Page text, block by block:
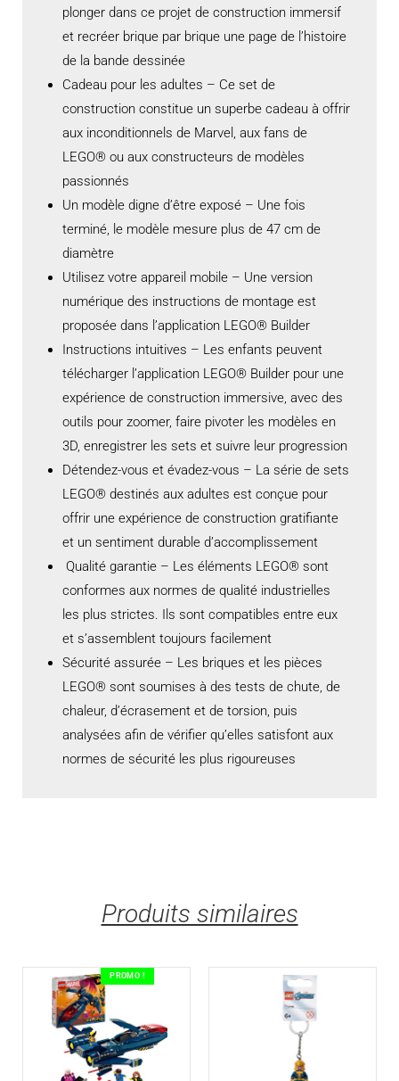
plonger dans ce projet de construction immersif
et recréer brique par brique une page de l’histoire
de la bande dessinée
Cadeau pour les adultes – Ce set de
construction constitue un superbe cadeau à offrir
aux inconditionnels de Marvel, aux fans de
LEGO® ou aux constructeurs de modèles
passionnés
Un modèle digne d’être exposé – Une fois
terminé, le modèle mesure plus de 47 cm de
diamètre
Utilisez votre appareil mobile – Une version
numérique des instructions de montage est
proposée dans l’application LEGO® Builder
Instructions intuitives – Les enfants peuvent
télécharger l’application LEGO® Builder pour une
expérience de construction immersive, avec des
outils pour zoomer, faire pivoter les modèles en
3D, enregistrer les sets et suivre leur progression
Détendez-vous et évadez-vous – La série de sets
LEGO® destinés aux adultes est conçue pour
offrir une expérience de construction gratifiante
et un sentiment durable d’accomplissement
Qualité garantie – Les éléments LEGO® sont
conformes aux normes de qualité industrielles
les plus strictes. Ils sont compatibles entre eux
et s’assemblent toujours facilement
Sécurité assurée – Les briques et les pièces
LEGO® sont soumises à des tests de chute, de
chaleur, d’écrasement et de torsion, puis
analysées afin de vérifier qu’elles satisfont aux
normes de sécurité les plus rigoureuses
Produits similaires
PROMO !